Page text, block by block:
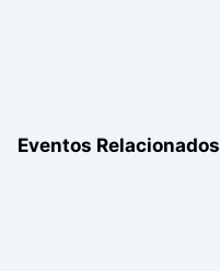
Eventos Relacionados